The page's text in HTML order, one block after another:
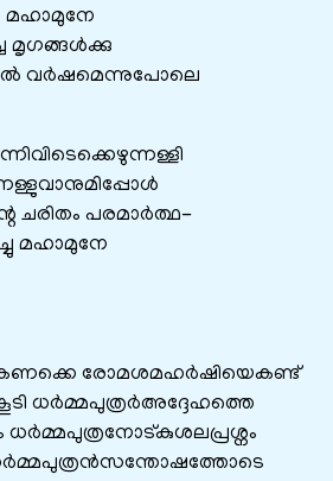
മഹാമുനേ
മൃഗങ്ങള്‍ക്കു
വര്‍ഷമെന്നുപോലെ
ചരിതം പരമാര്‍ത്ഥ-
മഹാമുനേ
കണക്കെ രോമശമഹർഷിയെകണ്ട്‌
ധർമ്മപുത്രർഅദ്ദേഹത്തെ
ധർമ്മപുത്രനോട്‌കുശലപ്രശ്നം